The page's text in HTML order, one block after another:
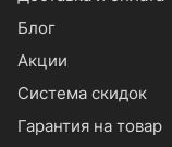
Блог
Акции
Система скидок
Гарантия на товар